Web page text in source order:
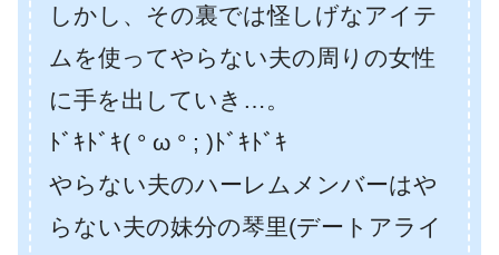
しかし、その裏では怪しげなアイテ
ムを使ってやらない夫の周りの女性
に手を出していき…。
ﾄﾞｷﾄﾞｷ( ° ω ° ; )ﾄﾞｷﾄﾞｷ
やらない夫のハーレムメンバーはや
らない夫の妹分の琴里(デートアライ